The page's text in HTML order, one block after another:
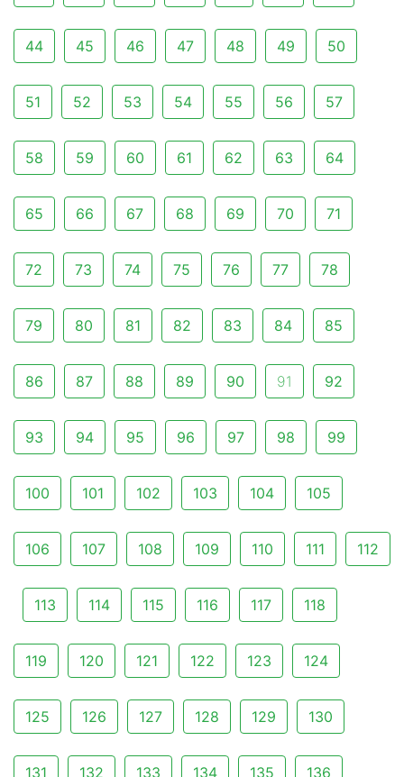
44 45 46 47 48 49 50
51 52 53 54 55 56 57
58 59 60 61 62 63 64
65 66 67 68 69 70 71
72 73 74 75 76 77 78
79 80 81 82 83 84 85
86 87 88 89 90 91 92
93 94 95 96 97 98 99
100 101 102 103 104 105
106 107 108 109 110 111 112
113 114 115 116 117 118
119 120 121 122 123 124
125 126 127 128 129 130
131 132 133 134 135 136